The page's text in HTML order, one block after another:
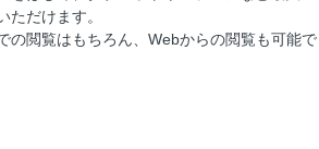
ただけます。
の閲覧はもちろん、Webからの閲覧も可能で